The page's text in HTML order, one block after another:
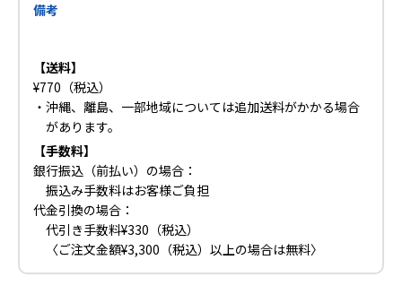
備考
【送料】
¥770（税込）
・沖縄、離島、一部地域については追加送料がかかる場合
があります。
【手数料】
銀行振込（前払い）の場合：
振込み手数料はお客様ご負担
代金引換の場合：
代引き手数料¥330（税込）
〈ご注文金額¥3,300（税込）以上の場合は無料〉